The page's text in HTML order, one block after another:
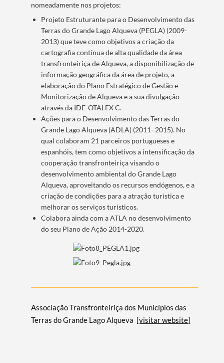
nomeadamente nos projetos:
Projeto Estruturante para o Desenvolvimento das
Terras do Grande Lago Alqueva (PEGLA) (2009-
2013) que teve como objetivos a criação da
cartografia contínua de alta qualidade da área
transfronteiriça de Alqueva, a disponibilização de
informação geográfica da área de projeto, a
elaboração do Plano Estratégico de Gestão e
Monitorização de Alqueva e a sua divulgação
através da IDE-OTALEX C.
Ações para o Desenvolvimento das Terras do
Grande Lago Alqueva (ADLA) (2011- 2015). No
qual colaboram 21 parceiros portugueses e
espanhóis, tem como objetivos a intensificação da
cooperação transfronteiriça visando o
desenvolvimento ambiental do Grande Lago
Alqueva, aproveitando os recursos endógenos, e a
criação de condições para a atração turística e
melhorar os serviços turísticos.
Colabora ainda com a ATLA no desenvolvimento
do seu Plano de Ação 2014-2020.
Associação Transfronteiriça dos Municípios das
Terras do Grande Lago Alqueva [visitar website]